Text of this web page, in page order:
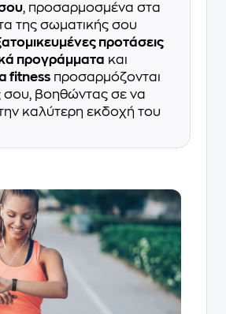
, προσαρμοσμένα στα
της σωματικής σου
προτάσεις
προγράμματα και
fitness προσαρμόζονται
σου, βοηθώντας σε να
καλύτερη εκδοχή του